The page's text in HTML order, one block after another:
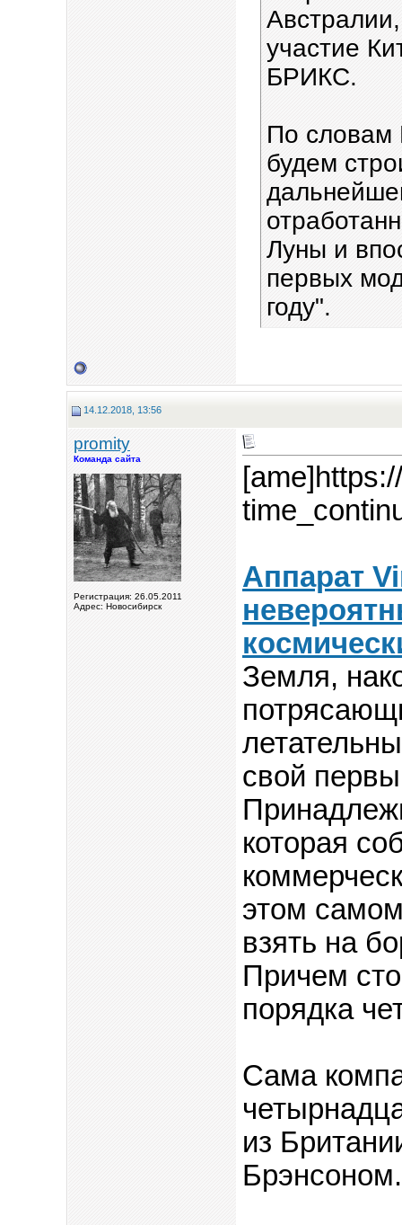
участие
БРИКС.
По словам
будем
Луны и
первых
году".
14.12.2018, 13:56
promity
Команда сайта
Регистрация: 26.05.2011
Адрес: Новосибирск
Аппарат
Земля,
свой
которая
этом
взять на
Причем
порядка
Сама
из
Брэнсоном.